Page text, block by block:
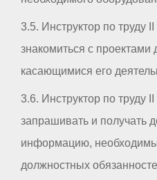
3.5. Инструктор по труду
знакомиться с проектами
касающимися его
3.6. Инструктор по труду
запрашивать и получать
информацию,
должностных